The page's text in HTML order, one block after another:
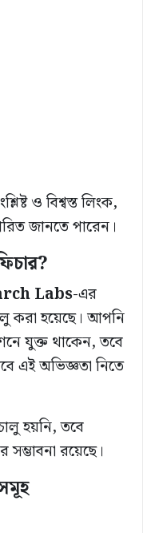
ও বিশ্বস্ত লিংক,
জানতে পারেন।
Labs-এর
করা হয়েছে। আপনি
যুক্ত থাকেন, তবে
এই অভিজ্ঞতা নিতে
হয়নি, তবে
রয়েছে।